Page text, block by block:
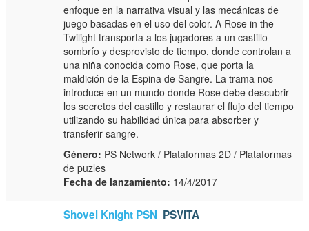
enfoque en la narrativa visual y las mecánicas de
juego basadas en el uso del color. A Rose in the
Twilight transporta a los jugadores a un castillo
sombrío y desprovisto de tiempo, donde controlan a
una niña conocida como Rose, que porta la
maldición de la Espina de Sangre. La trama nos
introduce en un mundo donde Rose debe descubrir
los secretos del castillo y restaurar el flujo del tiempo
utilizando su habilidad única para absorber y
transferir sangre.
Género: PS Network / Plataformas 2D / Plataformas
de puzles
Fecha de lanzamiento: 14/4/2017
Shovel Knight PSN PSVITA